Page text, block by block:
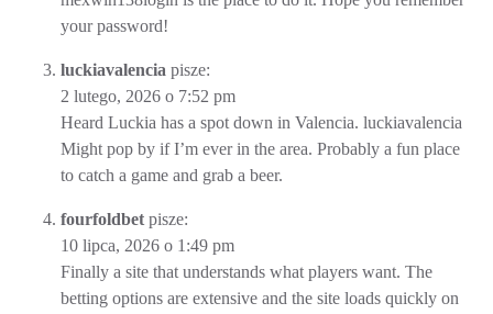
your password!
luckiavalencia pisze:
2 lutego, 2026 o 7:52 pm
Heard Luckia has a spot down in Valencia. luckiavalencia
Might pop by if I’m ever in the area. Probably a fun place
to catch a game and grab a beer.
fourfoldbet pisze:
10 lipca, 2026 o 1:49 pm
Finally a site that understands what players want. The
betting options are extensive and the site loads quickly on